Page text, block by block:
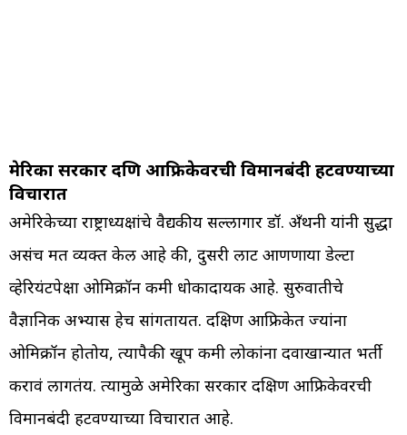
मेरिका सरकार दक्षिण आफ्रिकेवरची विमानबंदी हटवण्याच्या
विचारात
अमेरिकेच्या राष्ट्राध्यक्षांचे वैद्यकीय सल्लागार डॉ. अँथनी यांनी सुद्धा
असंच मत व्यक्त केल आहे की, दुसरी लाट आणणाऱ्या डेल्टा
व्हेरियंटपेक्षा ओमिक्रॉन कमी धोकादायक आहे. सुरुवातीचे
वैज्ञानिक अभ्यास हेच सांगतायत. दक्षिण आफ्रिकेत ज्यांना
ओमिक्रॉन होतोय, त्यापैकी खूप कमी लोकांना दवाखान्यात भर्ती
करावं लागतंय. त्यामुळे अमेरिका सरकार दक्षिण आफ्रिकेवरची
विमानबंदी हटवण्याच्या विचारात आहे.